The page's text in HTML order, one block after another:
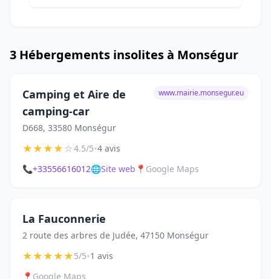
3 Hébergements insolites à Monségur
Camping et Aire de
camping-car
D668, 33580 Monségur
www.mairie.monsegur.eu
★★★★☆4.5/5•4 avis
📞+33556616012🌐Site web 📍 Google Maps
La Fauconnerie
2 route des arbres de Judée, 47150 Monségur
★★★★★5/5•1 avis
📍 Google Maps